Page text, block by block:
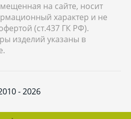
на сайте, носит
характер и не
(ст.437 ГК РФ).
изделий указаны в
- 2026